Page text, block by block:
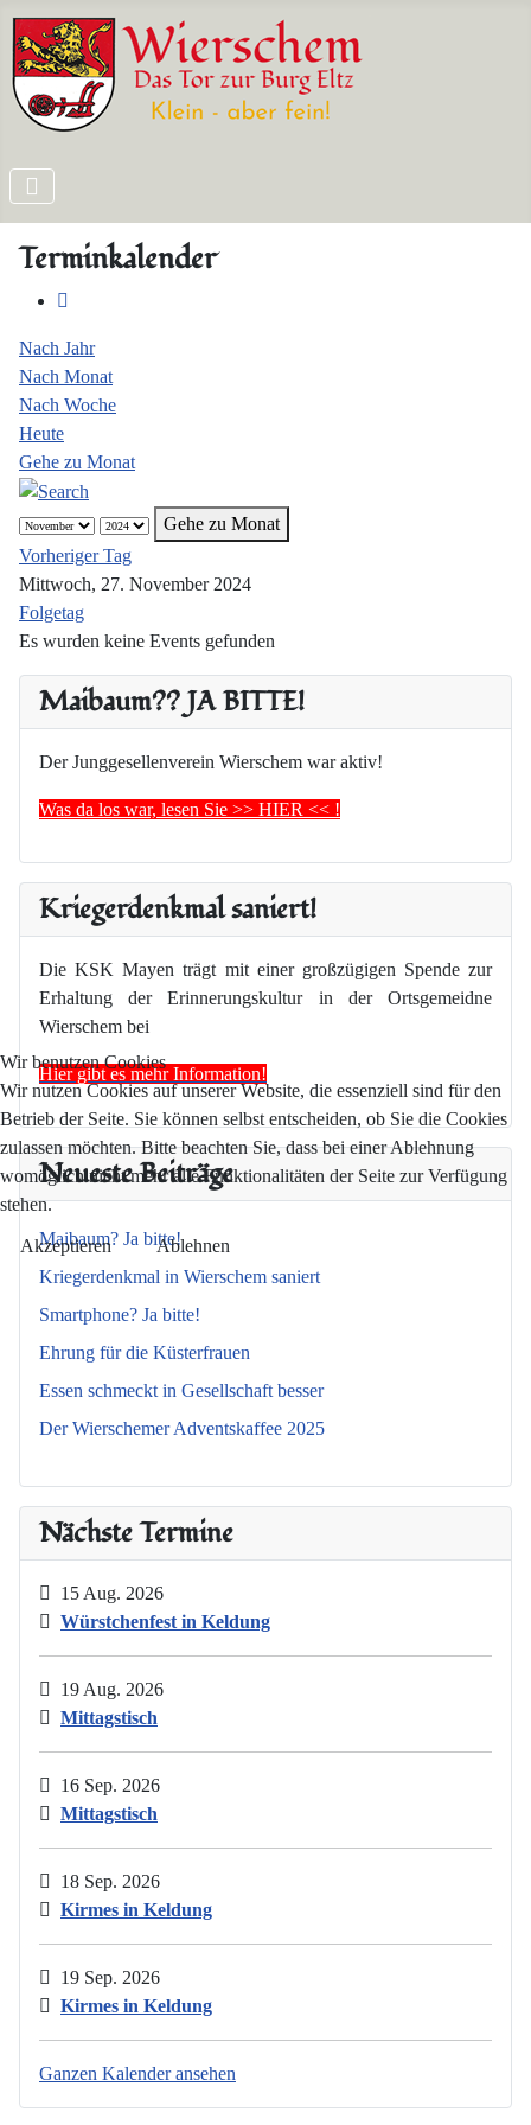
Maibaum?? JA BITTE!
Der Junggesellenverein Wierschem war aktiv!
Was da los war, lesen Sie >> HIER << !
Kriegerdenkmal saniert!
Die KSK Mayen trägt mit einer großzügigen Spende zur
Erhaltung der Erinnerungskultur in der Ortsgemeidne
Wierschem bei
Hier gibt es mehr Information!
Neueste Beiträge
Maibaum? Ja bitte!
Kriegerdenkmal in Wierschem saniert
Smartphone? Ja bitte!
Ehrung für die Küsterfrauen
Essen schmeckt in Gesellschaft besser
Der Wierschemer Adventskaffee 2025
Nächste Termine
15 Aug. 2026
Würstchenfest in Keldung
19 Aug. 2026
Mittagstisch
16 Sep. 2026
Mittagstisch
18 Sep. 2026
Kirmes in Keldung
19 Sep. 2026
Kirmes in Keldung
Ganzen Kalender ansehen
Terminkalender
Nach Jahr
Nach Monat
Nach Woche
Heute
Gehe zu Monat
Gehe zu Monat
Vorheriger Tag
Mittwoch, 27. November 2024
Folgetag
Es wurden keine Events gefunden
Wir benutzen Cookies
Wir nutzen Cookies auf unserer Website, die essenziell sind für den
Betrieb der Seite. Sie können selbst entscheiden, ob Sie die Cookies
zulassen möchten. Bitte beachten Sie, dass bei einer Ablehnung
womöglich nicht mehr alle Funktionalitäten der Seite zur Verfügung
stehen.
Akzeptieren Ablehnen